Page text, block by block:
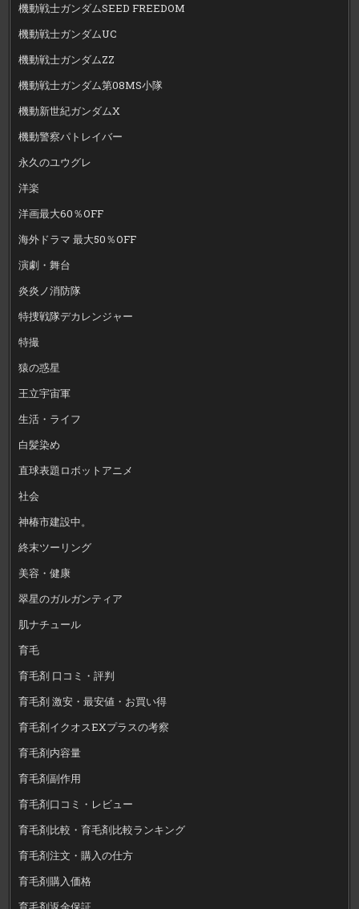
機動戦士ガンダムSEED FREEDOM
機動戦士ガンダムUC
機動戦士ガンダムZZ
機動戦士ガンダム第08MS小隊
機動新世紀ガンダムX
機動警察パトレイバー
永久のユウグレ
洋楽
洋画最大60％OFF
海外ドラマ 最大50％OFF
演劇・舞台
炎炎ノ消防隊
特捜戦隊デカレンジャー
特撮
猿の惑星
王立宇宙軍
生活・ライフ
白髪染め
直球表題ロボットアニメ
社会
神椿市建設中。
終末ツーリング
美容・健康
翠星のガルガンティア
肌ナチュール
育毛
育毛剤 口コミ・評判
育毛剤 激安・最安値・お買い得
育毛剤イクオスEXプラスの考察
育毛剤内容量
育毛剤副作用
育毛剤口コミ・レビュー
育毛剤比較・育毛剤比較ランキング
育毛剤注文・購入の仕方
育毛剤購入価格